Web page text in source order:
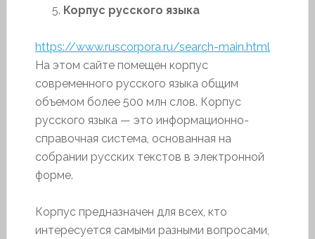
Корпус русского языка
https://www.ruscorpora.ru/search-main.html
На этом сайте помещен корпус
современного русского языка общим
объемом более 500 млн слов. Корпус
русского языка — это информационно-
справочная система, основанная на
собрании русских текстов в электронной
форме.
Корпус предназначен для всех, кто
интересуется самыми разными вопросами,